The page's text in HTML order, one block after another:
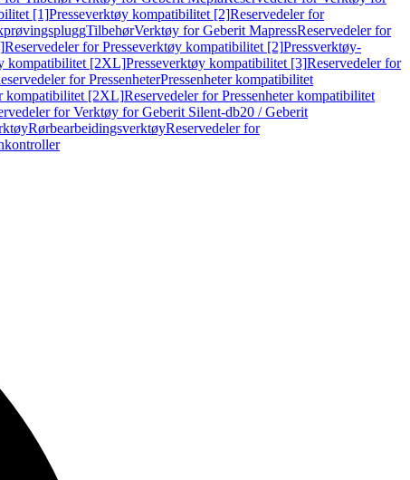
[1]Presseverktøy kompatibilitet [2]Reservedeler for
TilbehørVerktøy for Geberit MapressReservedeler for
Reservedeler for Presseverktøy kompatibilitet [2]Pressverktøy-
kompatibilitet [2XL]Presseverktøy kompatibilitet [3]Reservedeler for
for PressenheterPressenheter kompatibilitet
kompatibilitet [2XL]Reservedeler for Pressenheter kompatibilitet
for Verktøy for Geberit Silent-db20 / Geberit
RørbearbeidingsverktøyReservedeler for